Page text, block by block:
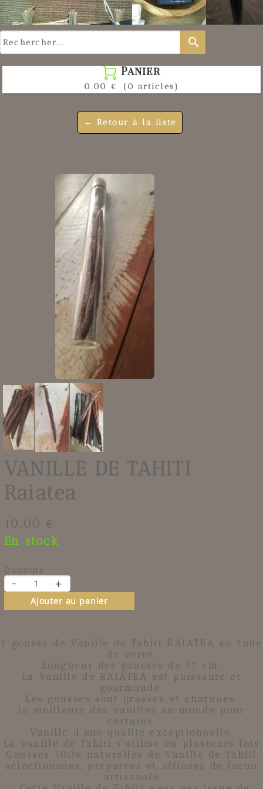
search
 Panier
0.00 € (0 articles)
← Retour à la liste
VANILLE DE TAHITI
Raiatea
10.00 €
En stock
Quantité :
- +
Ajouter au panier
1 gousse de Vanille de Tahiti RAIATEA en tube
de verre.
Longueur des gousses de 17 cm.
La Vanille de RAIATEA est puissante et
gourmande.
Les gousses sont grasses et charnues.
la meilleure des vanilles au monde pour
certains.
Vanille d'une qualité exceptionnelle.
La vanille de Tahiti s'utilise en plusieurs fois
Gousses 100% naturelles de Vanille de Tahiti
sélectionnées, préparées et affinées de façon
artisanale